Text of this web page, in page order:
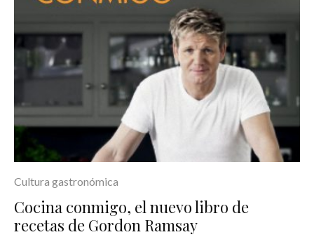
Cultura gastronómica
Cocina conmigo, el nuevo libro de
recetas de Gordon Ramsay